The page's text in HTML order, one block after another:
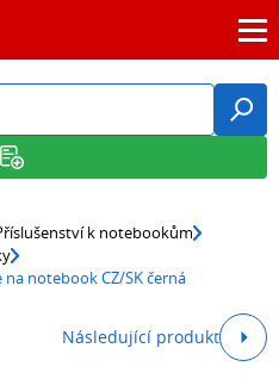
k notebookům
na notebook CZ/SK černá
Následující produkt